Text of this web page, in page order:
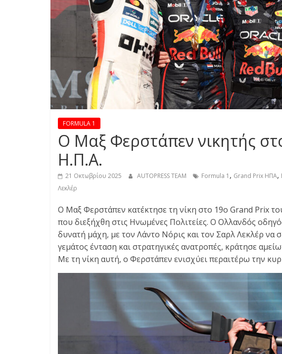
S
S
C
A
R
S
,
FORMULA 1
Ο Μαξ Φερστάπεν νικητής
Η.Π.Α.
21 Οκτωβρίου 2025 AUTOPRESS TEAM Formula 1 , Grand Prix ΗΠΑ,
Λεκλέρ
Ο Μαξ Φερστάπεν κατέκτησε τη νίκη στο 19ο Grand Prix
που διεξήχθη στις Ηνωμένες Πολιτείες. Ο Ολλανδός
δυνατή μάχη, με τον Λάντο Νόρις και τον Σαρλ Λεκλέρ
γεμάτος ένταση και στρατηγικές ανατροπές, κράτησε
Με τη νίκη αυτή, ο Φερστάπεν ενισχύει περαιτέρω την